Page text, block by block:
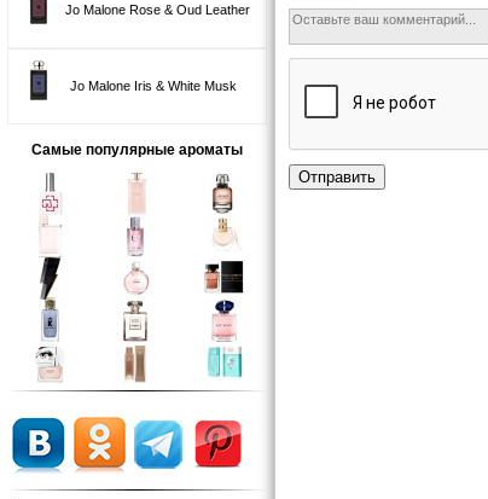
Jo Malone Rose & Oud Leather
Jo Malone Iris & White Musk
Самые популярные ароматы
Отправить